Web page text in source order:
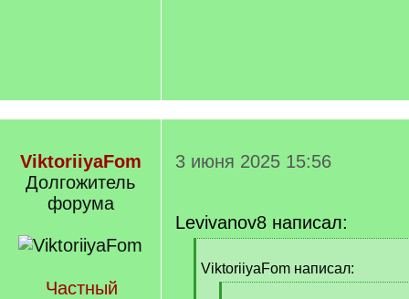
ViktoriiyaFom
Долгожитель
форума
Частный
3 июня 2025 15:56
Levivanov8 написал:
q
ViktoriiyaFom написал: